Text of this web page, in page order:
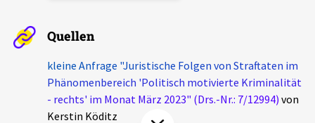
Quellen
kleine Anfrage "Juristische Folgen von Straftaten im
Phänomenbereich 'Politisch motivierte Kriminalität
- rechts' im Monat März 2023" (Drs.-Nr.: 7/12994) von
Kerstin Köditz